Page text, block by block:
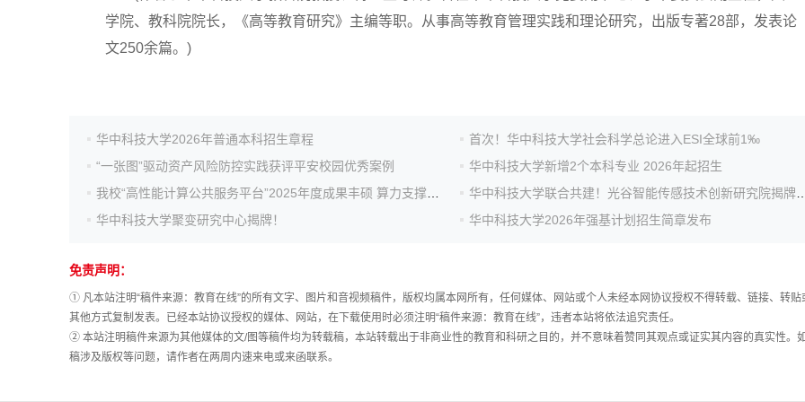
学院、教科院院长，《高等教育研究》主编等职。从事高等教育管理实践和理论研究，出版专著28部，发表论
文250余篇。)
华中科技大学2026年普通本科招生章程
首次！华中科技大学社会科学总论进入ESI全球前1‰
“一张图”驱动资产风险防控实践获评平安校园优秀案例
华中科技大学新增2个本科专业 2026年起招生
华中科技大学聚变研究中心揭牌！
华中科技大学2026年强基计划招生简章发布
免责声明：
① 凡本站注明“稿件来源：教育在线”的所有文字、图片和音视频稿件，版权均属本网所有，任何媒体、网站或个人未经本网协议授权不得转载、链接、转贴
其他方式复制发表。已经本站协议授权的媒体、网站，在下载使用时必须注明“稿件来源：教育在线”，违者本站将依法追究责任。
② 本站注明稿件来源为其他媒体的文/图等稿件均为转载稿，本站转载出于非商业性的教育和科研之目的，并不意味着赞同其观点或证实其内容的真实性。
稿涉及版权等问题，请作者在两周内速来电或来函联系。